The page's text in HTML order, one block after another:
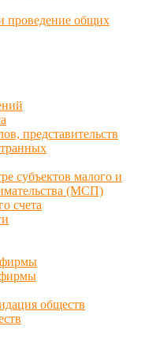
проведение общих
представительств
субъектов малого и
(МСП)
счета
обществ